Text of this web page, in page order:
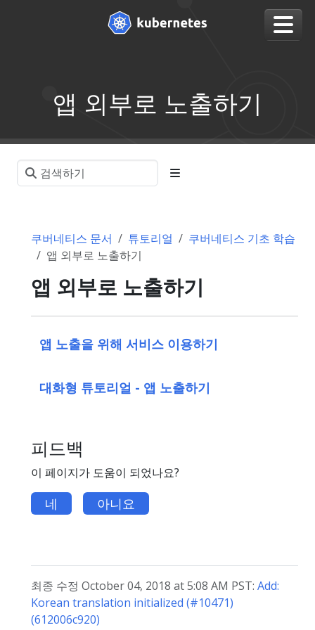
앱 외부로 노출하기
쿠버네티스 문서 튜토리얼
쿠버네티스 기초 학습
앱 외부로 노출하기
앱 외부로 노출하기
앱 노출을 위해 서비스 이용하기
대화형 튜토리얼 - 앱 노출하기
피드백
이 페이지가 도움이 되었나요?
네 아니요
최종 수정 October 04, 2018 at 5:08 AM PST: Add:
Korean translation initialized (#10471)
(612006c920)